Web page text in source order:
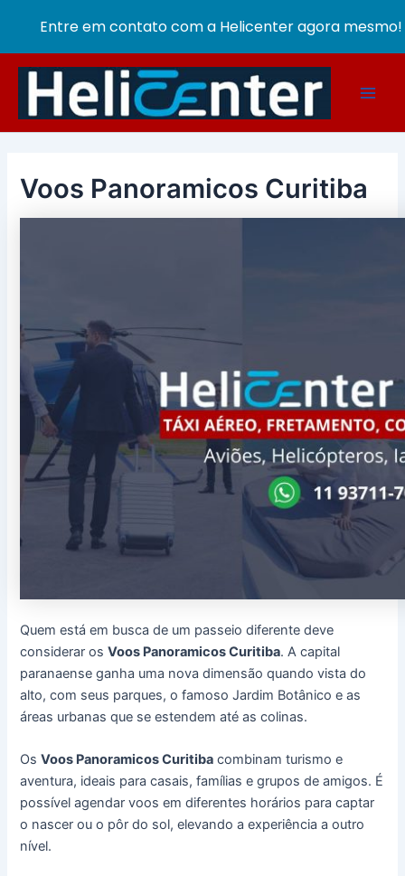
conteúdo
Voos Panoramicos Curitiba
Quem está em busca de um passeio diferente deve
considerar osVoos Panoramicos Curitiba. A capital
paranaense ganha uma nova dimensão quando vista do
alto, com seus parques, o famoso Jardim Botânico e as
áreas urbanas que se estendem até as colinas.
OsVoos Panoramicos Curitiba combinam turismo e
aventura, ideais para casais, famílias e grupos de amigos. É
possível agendar voos em diferentes horários para captar
o nascer ou o pôr do sol, elevando a experiência a outro
nível.
Entre em contato com a Helicenter agora mesmo!